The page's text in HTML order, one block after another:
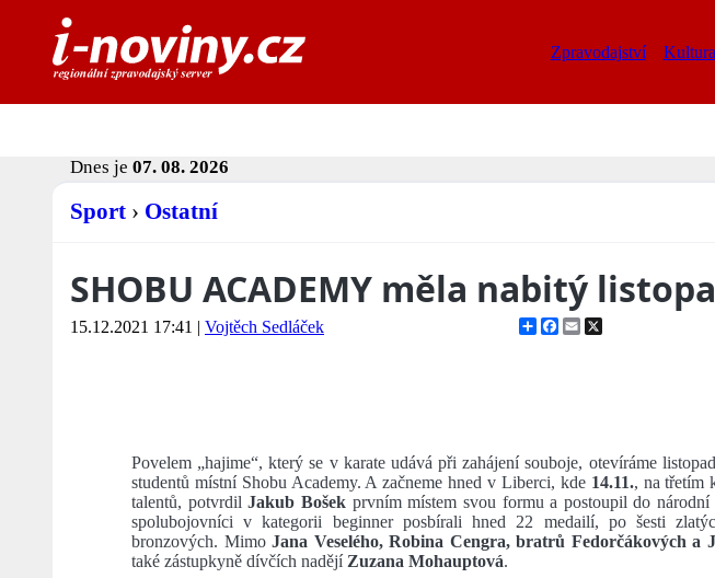
Zpravodajství Kultura
Dnes je 07. 08. 2026
Sport › Ostatní
SHOBU ACADEMY měla nabitý
15.12.2021 17:41 | Vojtěch Sedláček ShareFacebook
Email
Povelem „hajime“, který se v karate udává při zahájení souboje, otevíráme
studentů místní Shobu Academy. A začneme hned v Liberci, kde 14.11., na třetím
talentů, potvrdilJakub Bošekprvním místem svou formu a postoupil do národní
spolubojovníci v kategorii beginner posbírali hned 22 medailí, po šesti
bronzových. MimoJana Veselého, Robina Cengra, bratrů Fedorčákových a
také zástupkyně dívčích nadějíZuzana Mohauptová.